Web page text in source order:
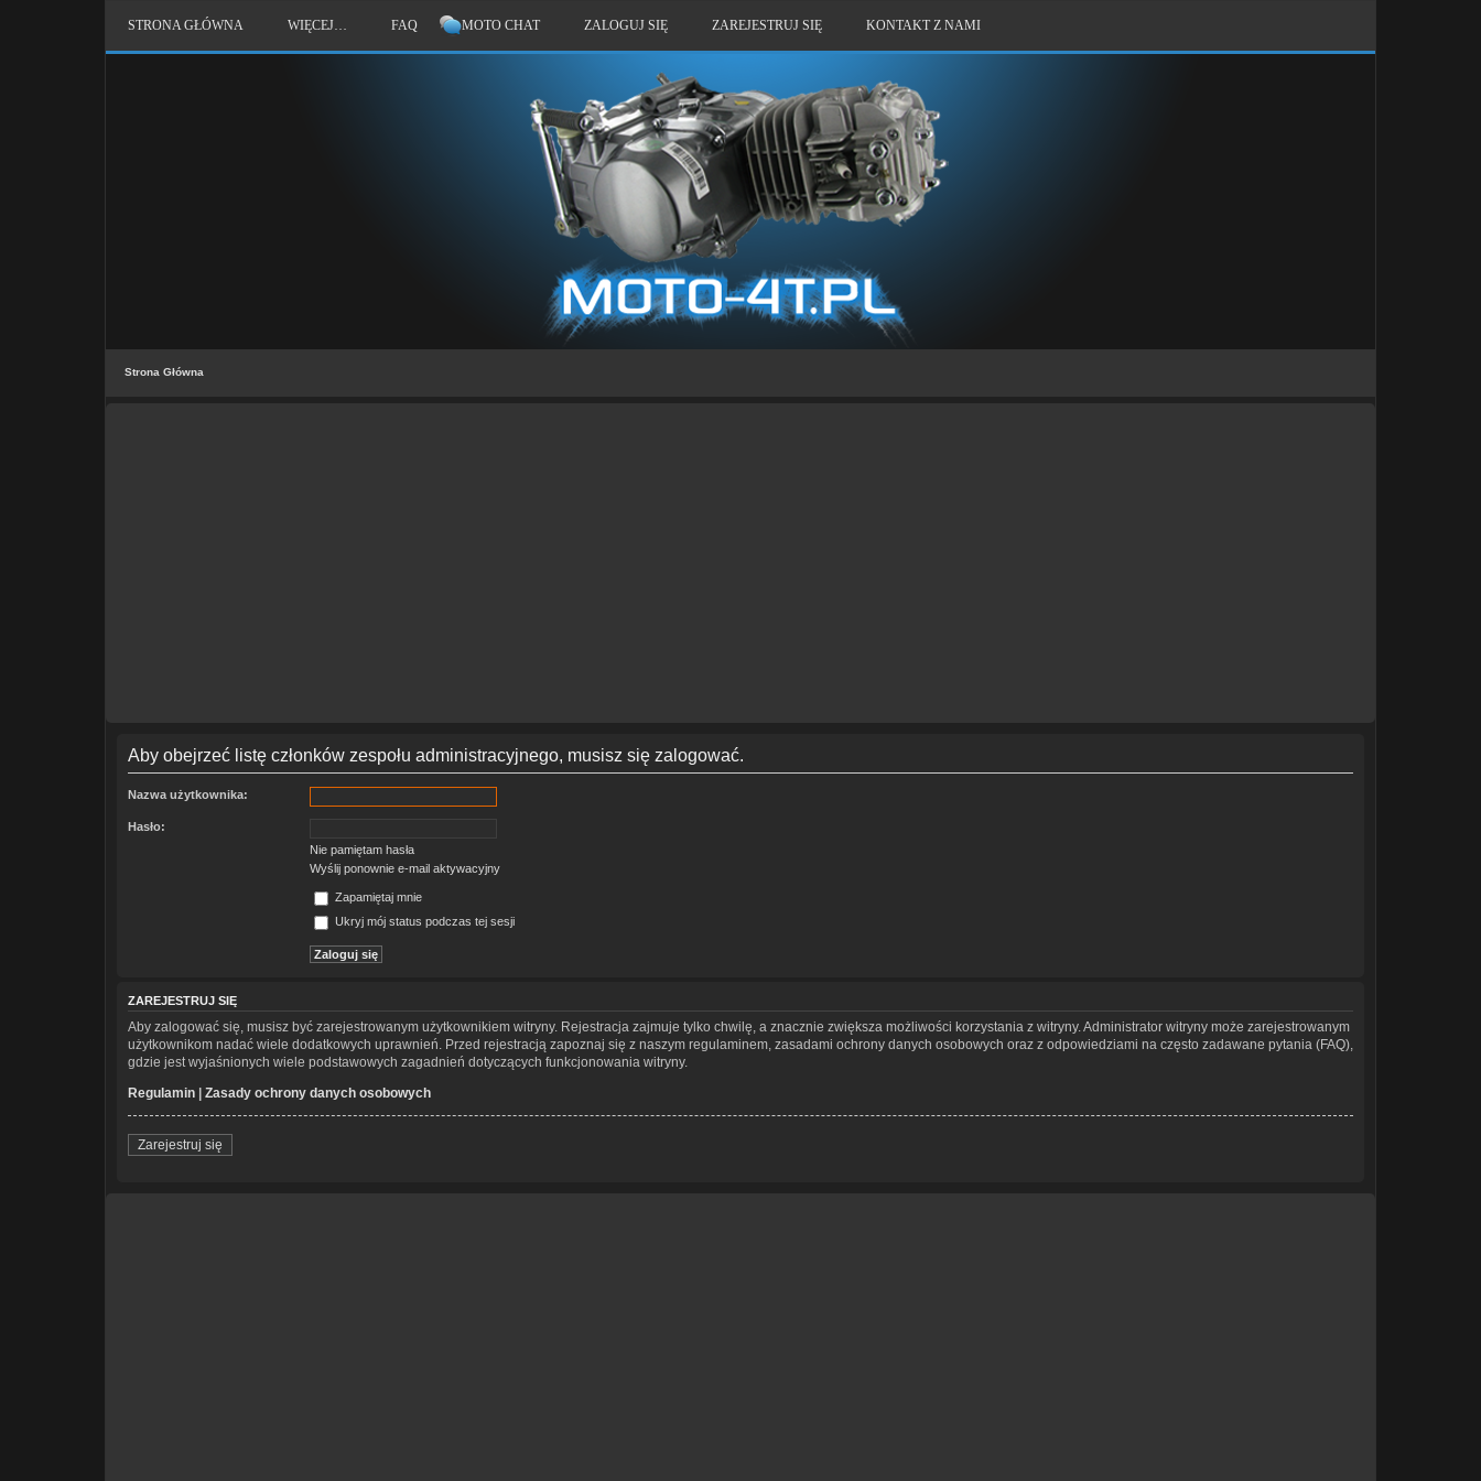
STRONA GŁÓWNA WIĘCEJ… FAQ MOTO CHAT ZALOGUJ SIĘ ZAREJESTRUJ SIĘ KONTAKT Z NAMI
Strona Główna
Aby obejrzeć listę członków zespołu administracyjnego, musisz się zalogować.
Nazwa użytkownika:
Hasło:
Nie pamiętam hasła
Wyślij ponownie e-mail aktywacyjny
Zapamiętaj mnie
Ukryj mój status podczas tej sesji
ZAREJESTRUJ SIĘ
Aby zalogować się, musisz być zarejestrowanym użytkownikiem witryny. Rejestracja zajmuje tylko chwilę, a znacznie zwiększa możliwości korzystania z witryny. Administrator witryny może zarejestrowanym
użytkownikom nadać wiele dodatkowych uprawnień. Przed rejestracją zapoznaj się z naszym regulaminem, zasadami ochrony danych osobowych oraz z odpowiedziami na często zadawane pytania (FAQ),
gdzie jest wyjaśnionych wiele podstawowych zagadnień dotyczących funkcjonowania witryny.
Regulamin | Zasady ochrony danych osobowych
Zarejestruj się